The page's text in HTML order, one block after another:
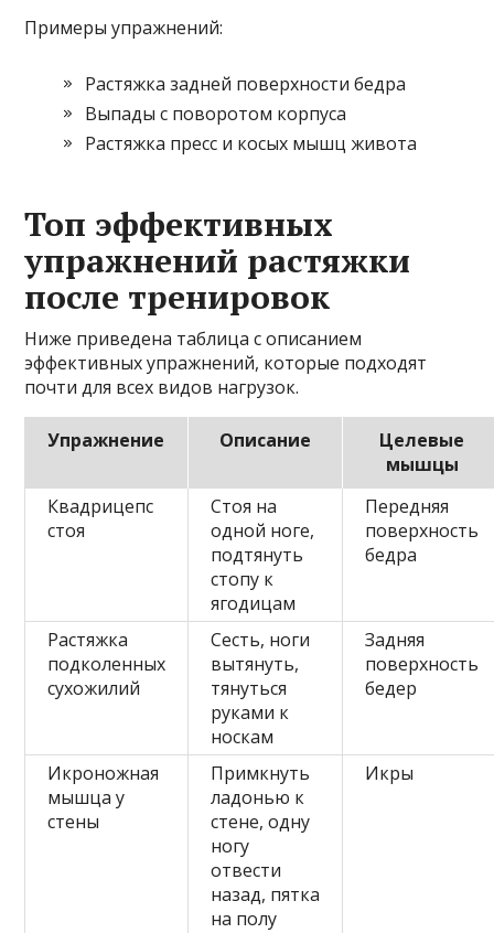
Примеры упражнений:
Растяжка задней поверхности бедра
Выпады с поворотом корпуса
Растяжка пресс и косых мышц живота
Топ эффективных
упражнений растяжки
после тренировок
Ниже приведена таблица с описанием
эффективных упражнений, которые подходят
почти для всех видов нагрузок.
Упражнение Описание
Целевые
мышцы
Квадрицепс
стоя
Стоя на
одной ноге,
подтянуть
стопу к
ягодицам
Передняя
поверхность
бедра
Растяжка
подколенных
сухожилий
Сесть, ноги
вытянуть,
тянуться
руками к
носкам
Задняя
поверхность
бедер
Икроножная
мышца у
стены
Примкнуть
ладонью к
стене, одну
ногу
отвести
назад, пятка
на полу
Икры